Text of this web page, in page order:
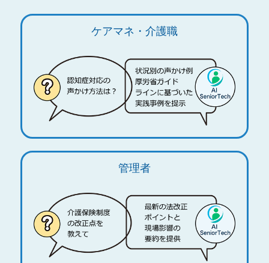
ケアマネ・介護職
管理者